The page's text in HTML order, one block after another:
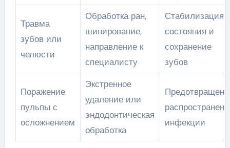
Травма
зубов или
челюсти
Обработка ран,
шинирование,
направление к
специалисту
Стабилизация
состояния и
сохранение
зубов
Поражение
пульпы с
осложнением
Экстренное
удаление или
эндодонтическая
обработка
инфекции